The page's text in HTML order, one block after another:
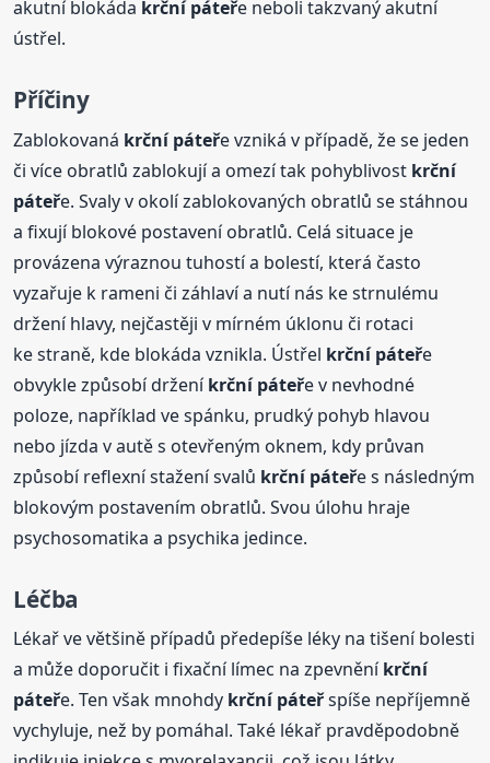
akutní blokáda krční páteře neboli takzvaný akutní
ústřel.
Příčiny
Zablokovaná krční páteře vzniká v případě, že se jeden
či více obratlů zablokují a omezí tak pohyblivost krční
páteře. Svaly v okolí zablokovaných obratlů se stáhnou
a fixují blokové postavení obratlů. Celá situace je
provázena výraznou tuhostí a bolestí, která často
vyzařuje k rameni či záhlaví a nutí nás ke strnulému
držení hlavy, nejčastěji v mírném úklonu či rotaci
ke straně, kde blokáda vznikla. Ústřel krční páteře
obvykle způsobí drženíkrční páteře v nevhodné
poloze, například ve spánku, prudký pohyb hlavou
nebo jízda v autě s otevřeným oknem, kdy průvan
způsobí reflexní stažení svalů krční páteře s následným
blokovým postavením obratlů. Svou úlohu hraje
psychosomatika a psychika jedince.
Léčba
Lékař ve většině případů předepíše léky na tišení bolesti
a může doporučit i fixační límec na zpevněníkrční
páteře. Ten však mnohdy krční páteřspíše nepříjemně
vychyluje, než by pomáhal. Také lékař pravděpodobně